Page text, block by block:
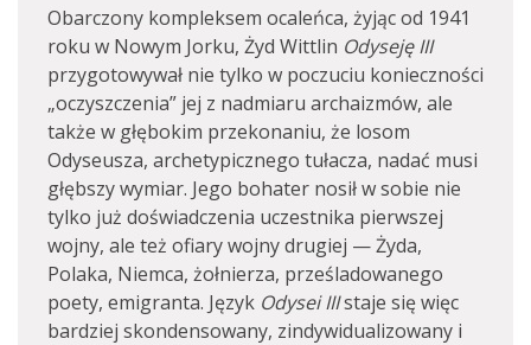
Obarczony kompleksem ocaleńca, żyjąc od 1941
roku w Nowym Jorku, Żyd Wittlin Odyseję III
przygotowywał nie tylko w poczuciu konieczności
„oczyszczenia” jej z nadmiaru archaizmów, ale
także w głębokim przekonaniu, że losom
Odyseusza, archetypicznego tułacza, nadać musi
głębszy wymiar. Jego bohater nosił w sobie nie
tylko już doświadczenia uczestnika pierwszej
wojny, ale też ofiary wojny drugiej — Żyda,
Polaka, Niemca, żołnierza, prześladowanego
poety, emigranta. Język Odysei IIIstaje się więc
bardziej skondensowany, zindywidualizowany i